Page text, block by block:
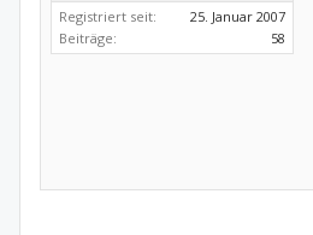
Registriert seit:
25. Januar 2007
Beiträge:
58